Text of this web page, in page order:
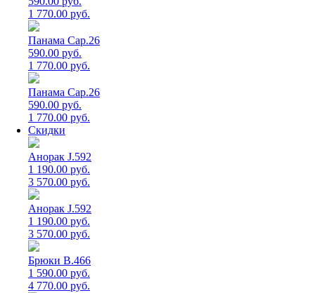
1 770.00 руб.
Панама Cap.26
590.00 руб.
1 770.00 руб.
Панама Cap.26
590.00 руб.
1 770.00 руб.
Скидки
Анорак J.592
1 190.00 руб.
3 570.00 руб.
Анорак J.592
1 190.00 руб.
3 570.00 руб.
Брюки B.466
1 590.00 руб.
4 770.00 руб.